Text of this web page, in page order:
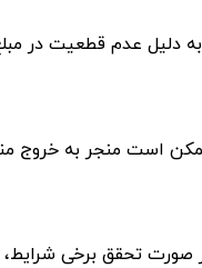
دلیل عدم قطعیت در
است منجر به خروج
تحقق برخی شرایط،